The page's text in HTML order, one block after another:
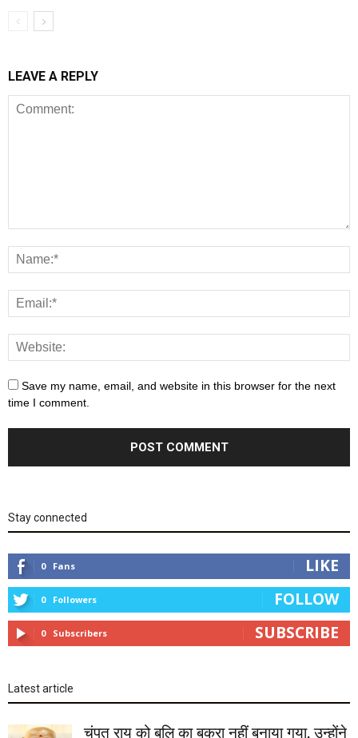
LEAVE A REPLY
Save my name, email, and website in this browser for the next
time I comment.
Stay connected
0 Fans LIKE
0 Followers FOLLOW
0 Subscribers SUBSCRIBE
Latest article
चंपत राय को बलि का बकरा नहीं बनाया गया, उन्होंने